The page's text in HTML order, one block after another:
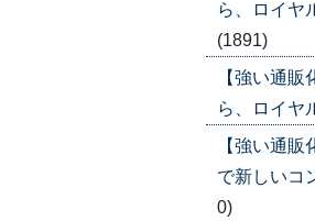
ら、ロイヤ
(1891)
【強い通
ら、ロイヤ
【強い通
で新しいコ
0)